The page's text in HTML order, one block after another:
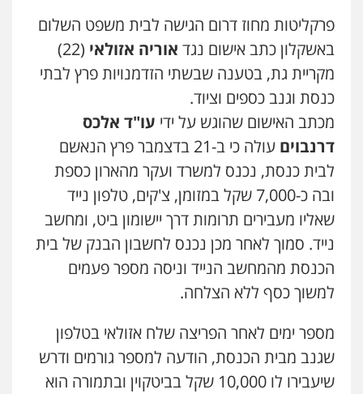
עו"ד אילן אלימלך
פלילי פשיעה חמורה תעבורה אסירים
0522992110
עו"ד יוסי חמצני
כלכלי צווארון לבן פשיעה כלכלית עבירות
מס הלבנת הון
0505471497
עו"ד שאדי נאטור
פלילי פשיעה חמורה מעצרים וחקירות
0509230800
פלילי פשיעה כלכלית צווארון לבן
0506217771
פרקליטות מחוז דרום הגישה לבית משפט השלום
באשקלון כתב אישום נגד אוריה אזולאי
(22)
מקריית גת, בטענה שבשתי הזדמנויות פרץ לבתי
כנסת וגנב כספים וציוד.
מכתב האישום שהוגש על ידי עו"ד אלכס
דרנבוים
עולה כי ב-21 בדצמבר פרץ הנאשם
לבית כנסת, נכנס למשרד ועקר מהארון כספת
ובה כ-7,000 שקל במזומן, צ'קים, טלפון נייד
שאליו מעבירים תרומות דרך יישומון ביט, ומחשב
נייד. סמוך לאחר מכן נכנס לחשבון הבנק של בית
הכנסת מהמחשב הנייד וניסה מספר פעמים
למשוך כסף ללא הצלחה.
מספר ימים לאחר הפריצה שלח אזולאי בטלפון
שגנב מבית הכנסת, הודעה למספר גורמים ודרש
שיעבירו לו 10,000 שקל בביטקוין ובתמורה הוא